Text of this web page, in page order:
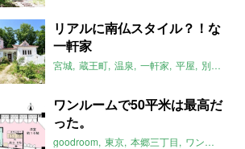
リアルに南仏スタイル？！な
一軒家
宮城 蔵王町 温泉 一軒家 平屋 別荘
ワンルームで50平米は最高だ
った。
goodroom 東京 本郷三丁目 ワンルーム